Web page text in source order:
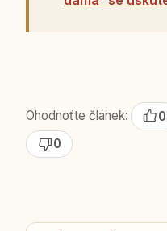
Ohodnoťte článek:
0
0